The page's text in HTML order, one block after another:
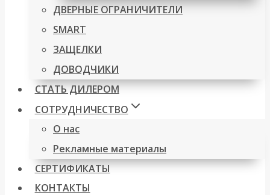
ДВЕРНЫЕ ОГРАНИЧИТЕЛИ
SMART
ЗАЩЕЛКИ
ДОВОДЧИКИ
СТАТЬ ДИЛЕРОМ
СОТРУДНИЧЕСТВО
О нас
Рекламные материалы
СЕРТИФИКАТЫ
КОНТАКТЫ